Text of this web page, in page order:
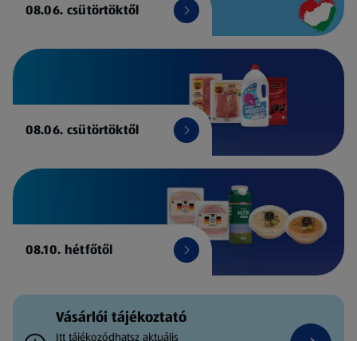
08.06. csütörtöktől
08.06. csütörtöktől
08.10. hétfőtől
Vásárlói tájékoztató
Itt tájékozódhatsz aktuális